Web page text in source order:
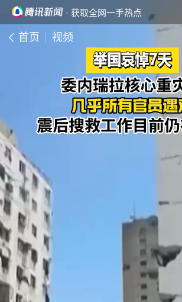
· 获取全网一手热点
首页 视频